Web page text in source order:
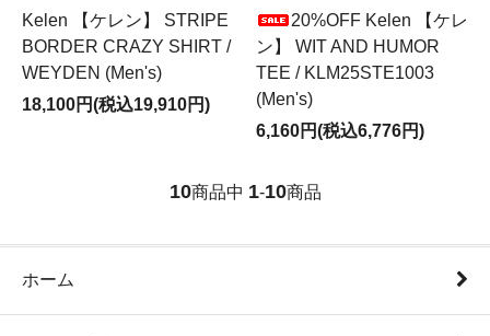
Kelen 【ケレン】 STRIPE
BORDER CRAZY SHIRT /
WEYDEN (Men's)
18,100円(税込19,910円)
20%OFF Kelen 【ケレ
ン】 WIT AND HUMOR
TEE / KLM25STE1003
(Men's)
6,160円(税込6,776円)
10商品中 1-10商品
ホーム